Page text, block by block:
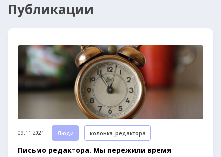
Публикации
09.11.2021 Люди колонка_редактора
Письмо редактора. Мы пережили время